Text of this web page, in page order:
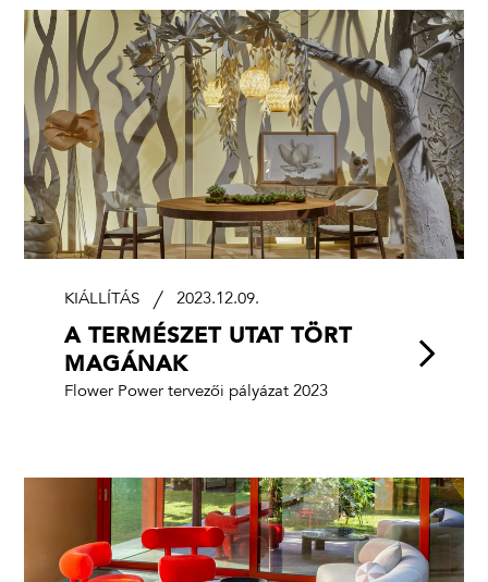
KIÁLLÍTÁS 2023.12.09.
A TERMÉSZET UTAT TÖRT
MAGÁNAK
Flower Power tervezői pályázat 2023